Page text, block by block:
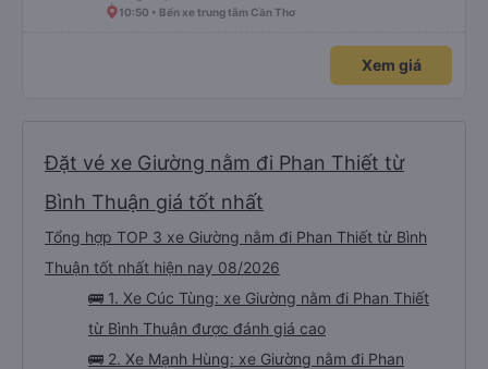
10:50 • Bến xe trung tâm Cần Thơ
Xem giá
Đặt vé xe Giường nằm đi Phan Thiết từ
Bình Thuận giá tốt nhất
Tổng hợp TOP 3 xe Giường nằm đi Phan Thiết từ Bình
Thuận tốt nhất hiện nay 08/2026
🚌 1. Xe Cúc Tùng: xe Giường nằm đi Phan Thiết
từ Bình Thuận được đánh giá cao
🚌 2. Xe Mạnh Hùng: xe Giường nằm đi Phan